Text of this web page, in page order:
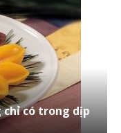
có trong dịp